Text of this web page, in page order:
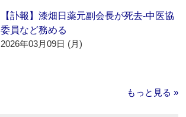
【訃報】漆畑日薬元副会長が死去‐中医協
委員など務める
2026年03月09日 (月)
もっと見る »